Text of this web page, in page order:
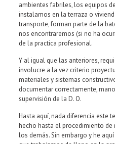
ambientes fabriles, los equipos
instalamos en la terraza o
transporte, forman parte de la
nos encontraremos (si no ha
de la practica profesional.
Y al igual que las anteriores,
involucre a la vez criterio
materiales y sistemas
documentar correctamente,
supervisión de la D. O.
Hasta aquí, nada diferencia este
hecho hasta el procedimiento
los demás. Sin embargo y he